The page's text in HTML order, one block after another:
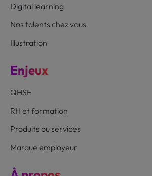
Digital learning
Nos talents chez vous
Illustration
Enjeux
QHSE
RH et formation
Produits ou services
Marque employeur